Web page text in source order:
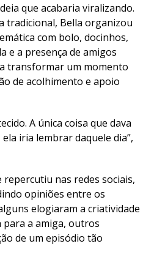
que acabaria viralizando.
tradicional, Bella organizou
com bolo, docinhos,
e a presença de amigos
transformar um momento
de acolhimento e apoio
A única coisa que dava
iria lembrar daquele dia”,
nas redes sociais,
opiniões entre os
elogiaram a criatividade
para a amiga, outros
de um episódio tão